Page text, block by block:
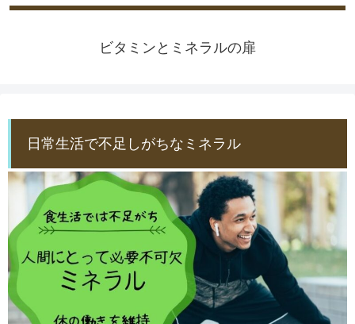
ビタミンとミネラルの扉
日常生活で不足しがちなミネラル